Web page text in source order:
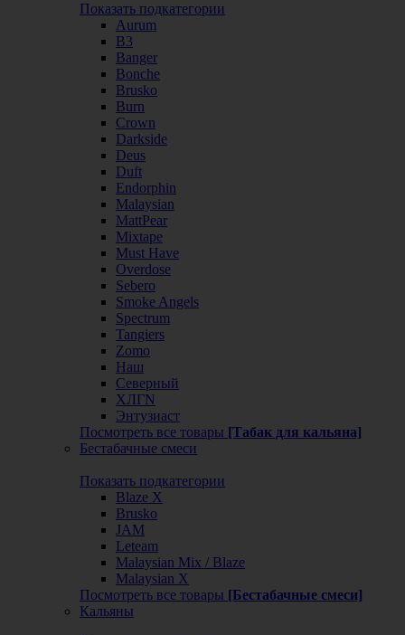
Показать подкатегории
Aurum
B3
Banger
Bonche
Brusko
Burn
Crown
Darkside
Deus
Duft
Endorphin
Malaysian
MattPear
Mixtape
Must Have
Overdose
Sebero
Smoke Angels
Spectrum
Tangiers
Zomo
Наш
Северный
ХЛГN
Энтузиаст
Посмотреть все товары [Табак для кальяна]
Бестабачные смеси
Показать подкатегории
Blaze X
Brusko
JAM
Leteam
Malaysian Mix / Blaze
Malaysian X
Посмотреть все товары [Бестабачные смеси]
Кальяны